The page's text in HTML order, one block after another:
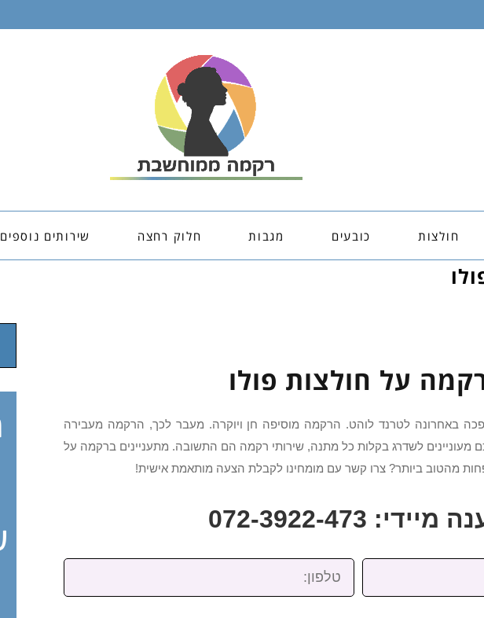
חולצות כובעים מגבות חלוק רחצה שירותים נוספים
על חולצות פולו
באחרונה לטרנד לוהט. הרקמה מוסיפה חן ויוקרה. מעבר לכך, הרקמה מעבירה
לשדרג בקלות כל מתנה, שירותי רקמה הם התשובה. מתעניינים ברקמה על
מהטוב ביותר? צרו קשר עם מומחינו לקבלת הצעה מותאמת אישית!
072-3922-473
טלפון: